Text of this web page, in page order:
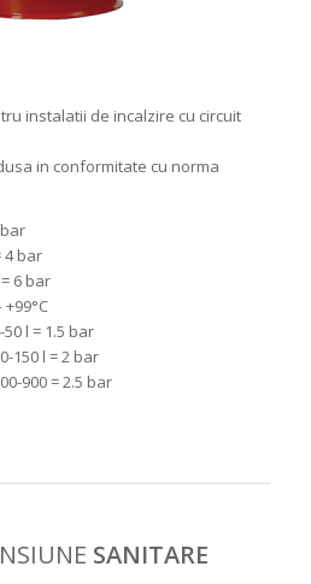
instalatii de incalzire cu circuit
in conformitate cu norma
4 bar
6 bar
l = 1.5 bar
150 l = 2 bar
900 = 2.5 bar
SANITARE